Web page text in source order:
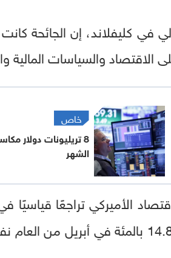
في كليفلاند، إن الجائحة
والسياسات المالية
خاص
8 تريليونات دولار
الشهر
شهد الاقتصاد الأميركي تراجعًا
وفي الإنفاق الاستهلاكي، بينما قفز معدل البطالة إلى